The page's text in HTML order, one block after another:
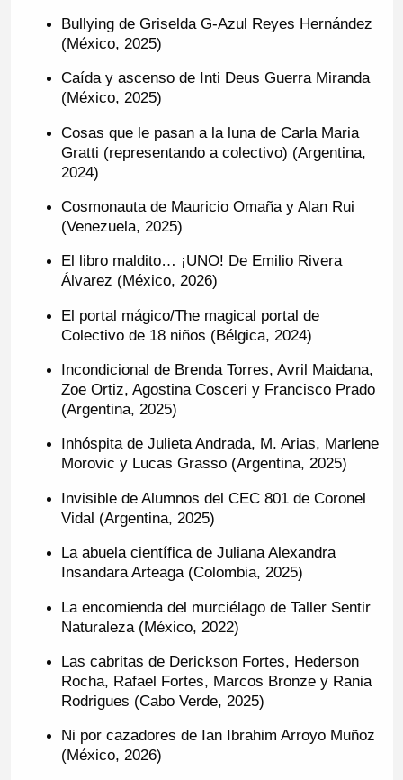
Bullying de Griselda G-Azul Reyes Hernández
(México, 2025)
Caída y ascenso de Inti Deus Guerra Miranda
(México, 2025)
Cosas que le pasan a la luna de Carla Maria
Gratti (representando a colectivo) (Argentina,
2024)
Cosmonauta de Mauricio Omaña y Alan Rui
(Venezuela, 2025)
El libro maldito… ¡UNO! De Emilio Rivera
Álvarez (México, 2026)
El portal mágico/The magical portal de
Colectivo de 18 niños (Bélgica, 2024)
Incondicional de Brenda Torres, Avril Maidana,
Zoe Ortiz, Agostina Cosceri y Francisco Prado
(Argentina, 2025)
Inhóspita de Julieta Andrada, M. Arias, Marlene
Morovic y Lucas Grasso (Argentina, 2025)
Invisible de Alumnos del CEC 801 de Coronel
Vidal (Argentina, 2025)
La abuela científica de Juliana Alexandra
Insandara Arteaga (Colombia, 2025)
La encomienda del murciélago de Taller Sentir
Naturaleza (México, 2022)
Las cabritas de Derickson Fortes, Hederson
Rocha, Rafael Fortes, Marcos Bronze y Rania
Rodrigues (Cabo Verde, 2025)
Ni por cazadores de Ian Ibrahim Arroyo Muñoz
(México, 2026)